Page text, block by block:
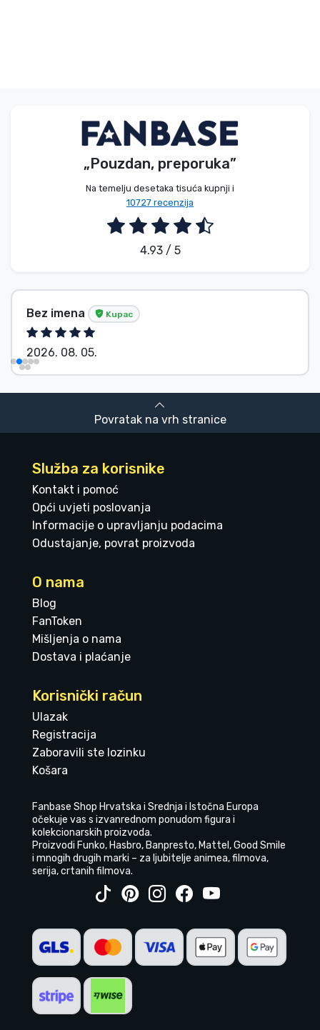
„Pouzdan, preporuka”
Na temelju desetaka tisuća kupnji i
10727 recenzija
4.93 / 5
Bez imena Kupac
2026. 08. 05.
Povratak na vrh stranice
Služba za korisnike
Kontakt i pomoć
Opći uvjeti poslovanja
Informacije o upravljanju podacima
Odustajanje, povrat proizvoda
O nama
Blog
FanToken
Mišljenja o nama
Dostava i plaćanje
Korisnički račun
Ulazak
Registracija
Zaboravili ste lozinku
Košara
Fanbase Shop Hrvatska i Srednja i Istočna Europa
očekuje vas s izvanrednom ponudom figura i
kolekcionarskih proizvoda.
Proizvodi Funko, Hasbro, Banpresto, Mattel, Good Smile
i mnogih drugih marki – za ljubitelje animea, filmova,
serija, crtanih filmova.